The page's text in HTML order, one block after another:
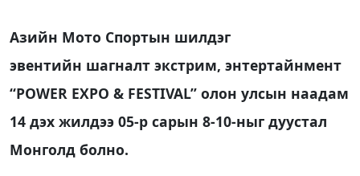
Азийн Мото Спортын шилдэг
эвентийн шагналт экстрим, энтертайнмент
“POWER EXPO & FESTIVAL” олон улсын наадам
14 дэх жилдээ 05-р сарын 8-10-ныг дуустал
Монголд болно.